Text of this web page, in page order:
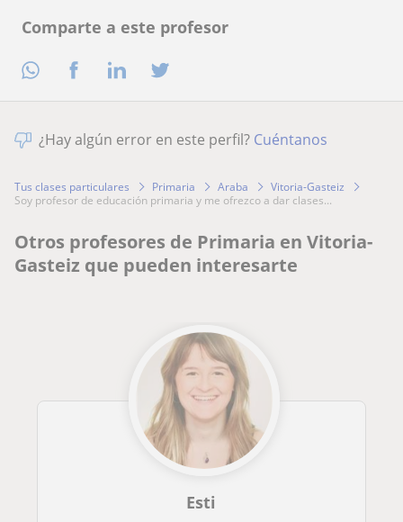
Comparte a este profesor
¿Hay algún error en este perfil? Cuéntanos
Tus clases particulares Primaria Araba
Vitoria-Gasteiz
soy profesor de educación primaria y me ofrezco a dar clases...
Otros profesores de Primaria en Vitoria-
Gasteiz que pueden interesarte
Esti